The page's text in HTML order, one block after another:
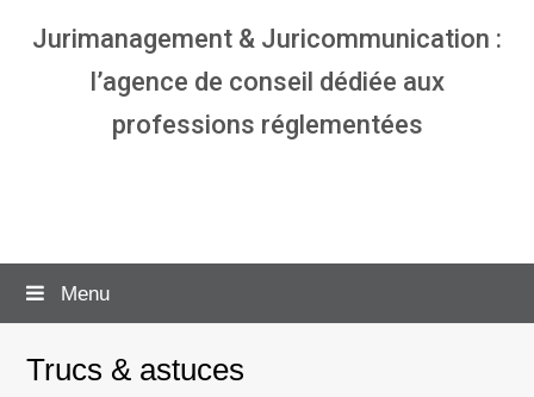
Jurimanagement & Juricommunication :
l’agence de conseil dédiée aux
professions réglementées
Menu
Trucs & astuces